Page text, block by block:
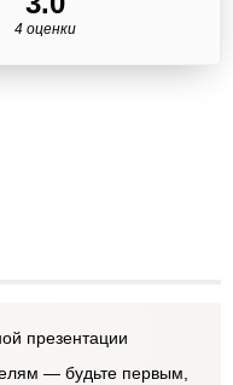
4 оценки
презентации
— будьте первым,